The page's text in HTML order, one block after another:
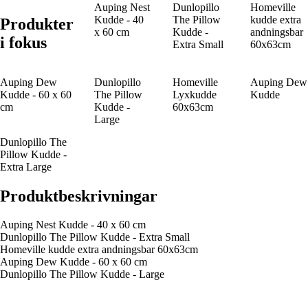
Produkter
i fokus
Auping Nest
Kudde - 40
x 60 cm
Dunlopillo
The Pillow
Kudde -
Extra Small
Homeville
kudde extra
andningsbar
60x63cm
Auping Dew
Kudde - 60 x 60
cm
Dunlopillo
The Pillow
Kudde -
Large
Homeville
Lyxkudde
60x63cm
Auping Dew
Kudde
Dunlopillo The
Pillow Kudde -
Extra Large
Produktbeskrivningar
Auping Nest Kudde - 40 x 60 cm
Dunlopillo The Pillow Kudde - Extra Small
Homeville kudde extra andningsbar 60x63cm
Auping Dew Kudde - 60 x 60 cm
Dunlopillo The Pillow Kudde - Large